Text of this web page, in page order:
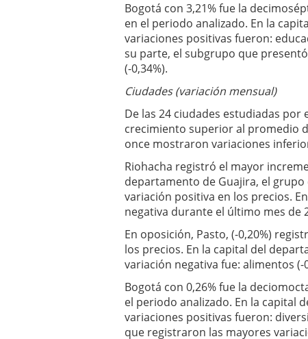
Bogotá con 3,21% fue la
en el periodo analizado. En la
variaciones positivas fueron:
su parte, el subgrupo que
(-0,34%).
Ciudades (variación mensual)
De las 24 ciudades estudiadas
crecimiento superior al promedio
once mostraron variaciones
Riohacha registró el mayor
departamento de Guajira, el
variación positiva en los precios.
negativa durante el último mes de
En oposición, Pasto, (-0,20%)
los precios. En la capital del
variación negativa fue: alimentos (-
Bogotá con 0,26% fue la
el periodo analizado. En la capital
variaciones positivas fueron:
que registraron las mayores